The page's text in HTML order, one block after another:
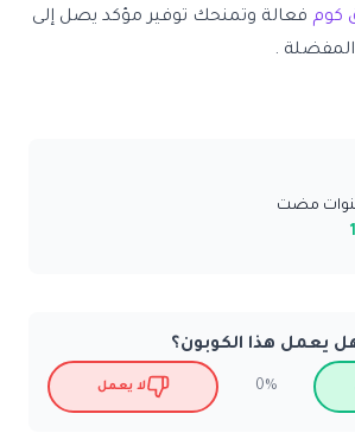
كوم فعالة وتمنحك توفير مؤكد يصل إلى
يعمل هذا الكوبون؟
0% لا يعمل